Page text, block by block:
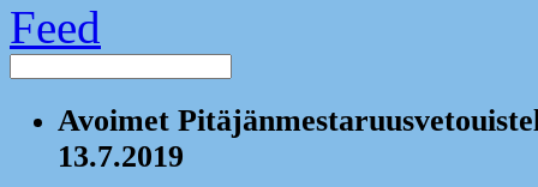
Feed
Avoimet
13.7.2019